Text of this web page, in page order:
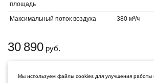
площадь
Максимальный поток воздуха 380 м³/ч
30 890 руб.
Мы используем файлы cookies для улучшения работы